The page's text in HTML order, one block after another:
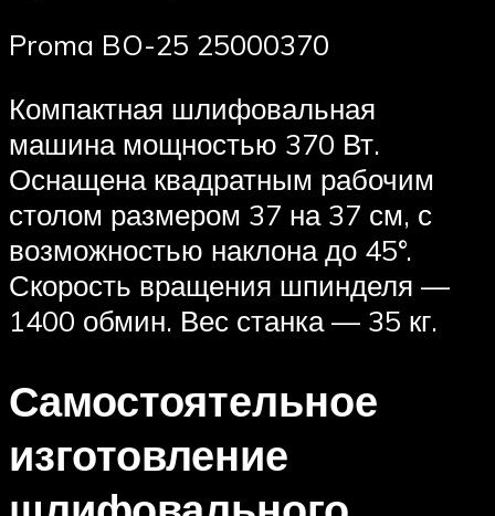
Proma BO-25 25000370
Компактная шлифовальная
машина мощностью 370 Вт.
Оснащена квадратным рабочим
столом размером 37 на 37 см, с
возможностью наклона до 45°.
Скорость вращения шпинделя —
1400 обмин. Вес станка — 35 кг.
Самостоятельное
изготовление